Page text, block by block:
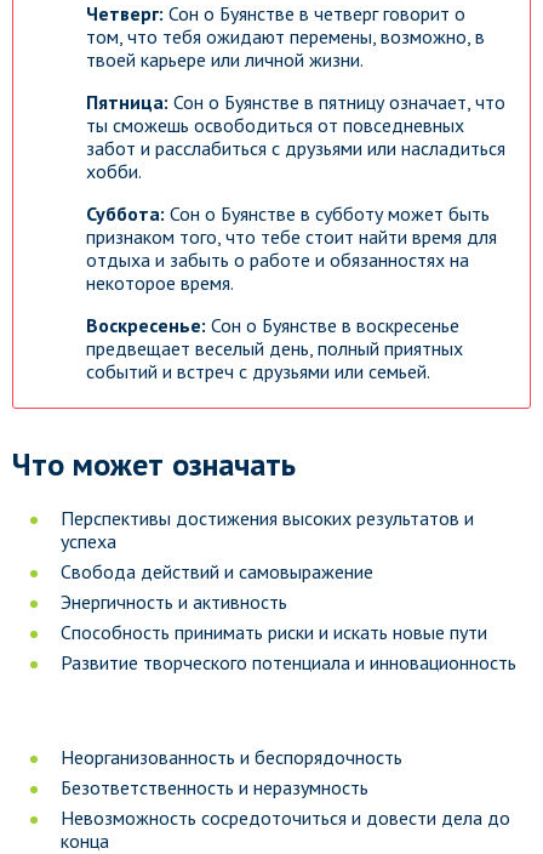
Четверг: Сон о Буянстве в четверг говорит о
том, что тебя ожидают перемены, возможно, в
твоей карьере или личной жизни.
Пятница: Сон о Буянстве в пятницу означает, что
ты сможешь освободиться от повседневных
забот и расслабиться с друзьями или насладиться
хобби.
Суббота: Сон о Буянстве в субботу может быть
признаком того, что тебе стоит найти время для
отдыха и забыть о работе и обязанностях на
некоторое время.
Воскресенье: Сон о Буянстве в воскресенье
предвещает веселый день, полный приятных
событий и встреч с друзьями или семьей.
Что может означать
Перспективы достижения высоких результатов и
успеха
Свобода действий и самовыражение
Энергичность и активность
Способность принимать риски и искать новые пути
Развитие творческого потенциала и инновационность
Неорганизованность и беспорядочность
Безответственность и неразумность
Невозможность сосредоточиться и довести дела до
конца